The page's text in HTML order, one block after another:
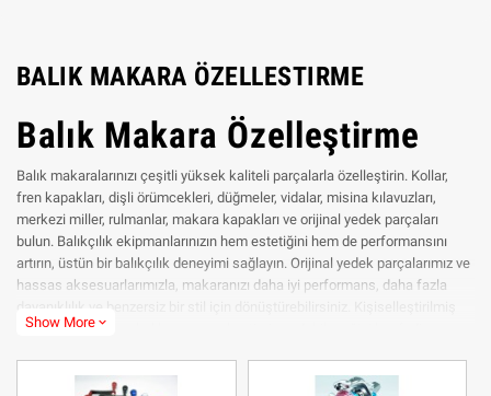
BALIK MAKARA ÖZELLESTIRME
Balık Makara Özelleştirme
Balık makaralarınızı çeşitli yüksek kaliteli parçalarla özelleştirin. Kollar,
fren kapakları, dişli örümcekleri, düğmeler, vidalar, misina kılavuzları,
merkezi miller, rulmanlar, makara kapakları ve orijinal yedek parçaları
bulun. Balıkçılık ekipmanlarınızın hem estetiğini hem de performansını
artırın, üstün bir balıkçılık deneyimi sağlayın. Orijinal yedek parçalarımız ve
hassas aksesuarlarımızla, makaranızı daha iyi performans, daha fazla
dayanıklılık ve benzersiz bir stil için dönüştürebilirsiniz. Kişiselleştirilmiş
çözümlerimizin her balık avını nasıl optimize edebileceğini keşfedin ve en
Show More expand_more